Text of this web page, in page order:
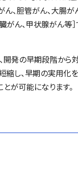
胆管がん、大腸が
ん、甲状腺がん等］
発の早期段階から
し、早期の実用化
が可能になります。